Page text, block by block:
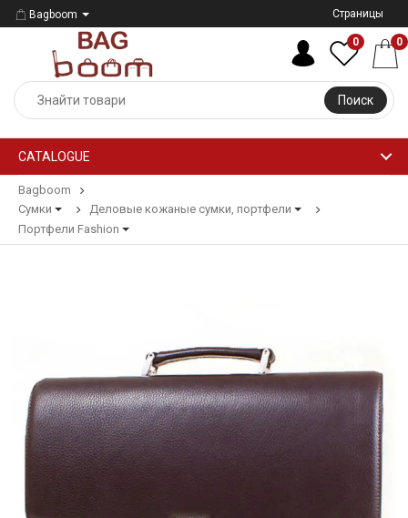
Bagboom Страницы
Поиск
0 0
CATALOGUE
Bagboom
Сумки
Деловые кожаные сумки, портфели
Портфели Fashion